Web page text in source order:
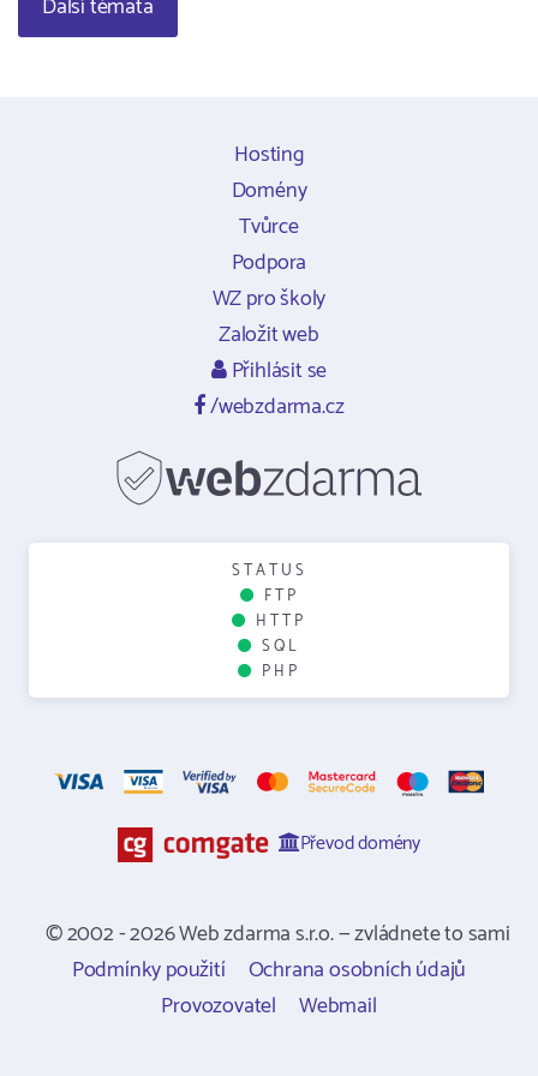
Další témata
Hosting
Domény
Tvůrce
Podpora
WZ pro školy
Založit web
Přihlásit se
/webzdarma.cz
STATUS
FTP
HTTP
SQL
PHP
Převod domény
© 2002 - 2026 Web zdarma s.r.o. — zvládnete to sami
Podmínky použití
Ochrana osobních údajů
Provozovatel
Webmail